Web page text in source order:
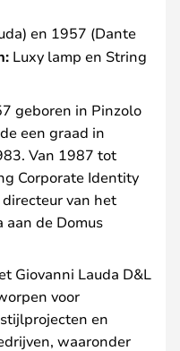
en 1957 (Dante
Luxy lamp en String
geboren in Pinzolo
een graad in
Van 1987 tot
Corporate Identity
van het
aan de Domus
Giovanni Lauda D&L
voor
en
waaronder